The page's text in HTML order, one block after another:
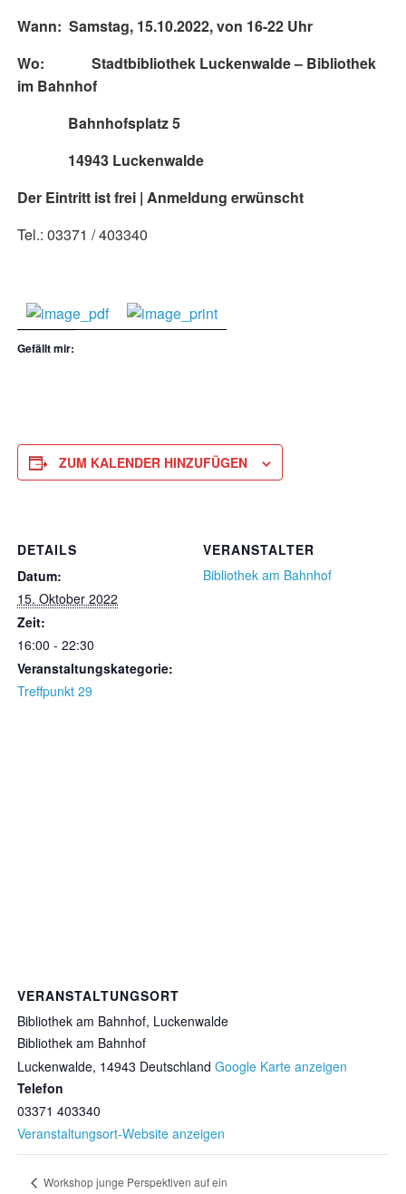
Wann: Samstag, 15.10.2022, von 16-22 Uhr
Wo: Stadtbibliothek Luckenwalde – Bibliothek
im Bahnhof
Bahnhofsplatz 5
14943 Luckenwalde
Der Eintritt ist frei | Anmeldung erwünscht
Tel.: 03371 / 403340
Gefällt mir:
ZUM KALENDER HINZUFÜGEN
DETAILS
Datum:
15. Oktober 2022
Zeit:
16:00 - 22:30
Veranstaltungskategorie:
Treffpunkt 29
VERANSTALTER
Bibliothek am Bahnhof
VERANSTALTUNGSORT
Bibliothek am Bahnhof, Luckenwalde
Bibliothek am Bahnhof
Luckenwalde, 14943 Deutschland Google Karte anzeigen
Telefon
03371 403340
Veranstaltungsort-Website anzeigen
Workshop junge Perspektiven auf ein